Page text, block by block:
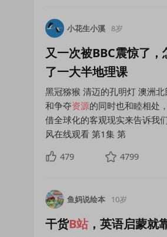
小花生小溪 8岁
又一次被BBC震惊了
了一大半地理课
黑冠猕猴 清迈的孔明灯 澳洲
和争夺资源的同时也和睦相处
借全球化的客观现实来告诉我
风在线观看 第1集 第
479
4799
鱼妈说绘本 10岁
干货B站，英语启蒙就